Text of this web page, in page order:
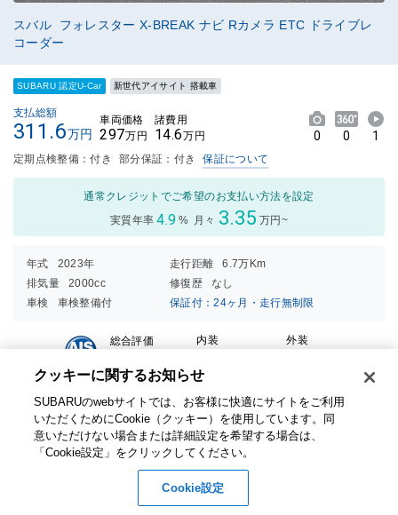
スバル フォレスター X-BREAK ナビ Rカメラ ETC ドライブレ
コーダー
SUBARU 認定U-Car 新世代アイサイト 搭載車
支払総額
311.6万円
車両価格
297万円
諸費用
14.6万円 0 0 1
定期点検整備：付き 部分保証：付き 保証について
通常クレジットでご希望のお支払い方法を設定
実質年率 4.9 % 月々 3.35 万円~
年式 2023年 走行距離
6.7万Km
排気量
2000cc 修復歴
なし
車検
車検整備付 保証付：24ヶ月・走行無制限
総合評価 内装
3点中
評価
外装
の評価
ナビ、Ｒカメラ、ＥＴＣ、ドライブレコーダー、エンジンスターター
付き☆
スバル東北株式会社（山形） 米沢店
クッキーに関するお知らせ​
SUBARUのwebサイトでは、お客様に快適にサイトをご利用
いただくためにCookie（クッキー）を使用しています。​ 同
意いただけない場合または詳細設定を希望する場合は、
「Cookie設定」をクリックしてください。​
Cookie設定